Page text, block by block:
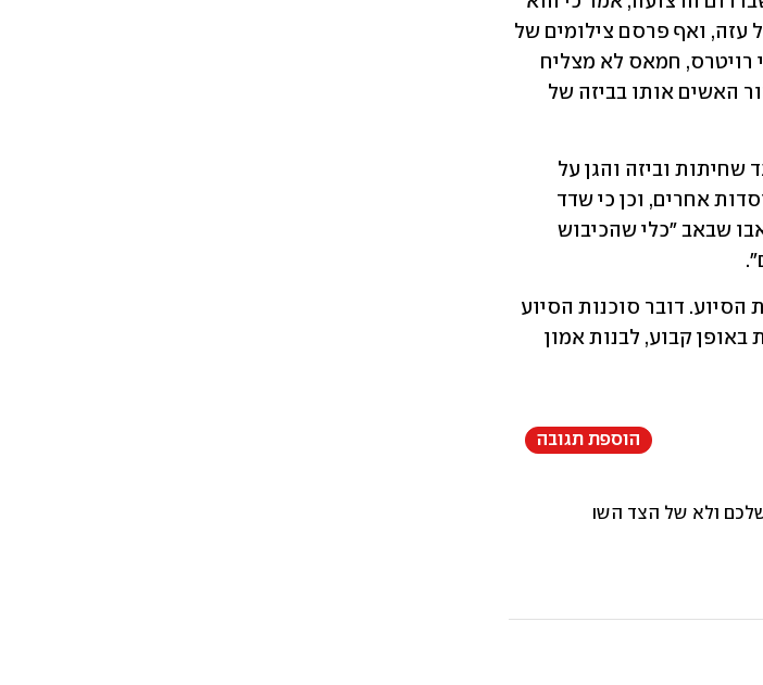
הוספת תגובה
ולא של הצד השני. תראו להם מי פה בעזה הוא הגבר השולט